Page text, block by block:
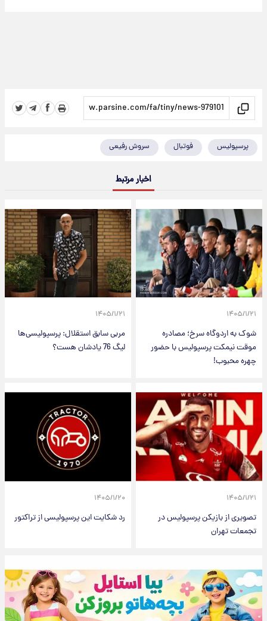
پرسپولیس فوتبال سروش رفیعی
اخبار مرتبط
۱۴۰۵/۱/۲۱
شوک به اردوگاه سرخ؛ مصادره
موقت نیمکت پرسپولیس با حضور
چهره محبوب!
۱۴۰۵/۱/۲۱
مربی سابق استقلال: پرسپولیسی‌ها
لیگ 76 یادشان هست؟
۱۴۰۵/۱/۲۱
تصویری از بازیکن پرسپولیس در
تجمعات تهران
۱۴۰۵/۱/۲۰
رد شکایت این پرسپولیسی از تراکتور